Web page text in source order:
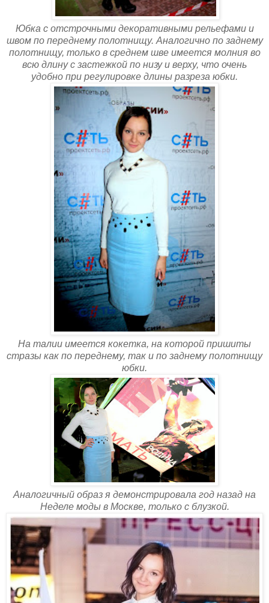
Юбка с отстрочными декоративными рельефами и
швом по переднему полотнищу. Аналогично по заднему
полотнищу, только в среднем шве имеется молния во
всю длину с застежкой по низу и верху, что очень
удобно при регулировке длины разреза юбки.
На талии имеется кокетка, на которой пришиты
стразы как по переднему, так и по заднему полотнищу
юбки.
Аналогичный образ я демонcтрировала год назад на
Неделе моды в Москве, только с блузкой.